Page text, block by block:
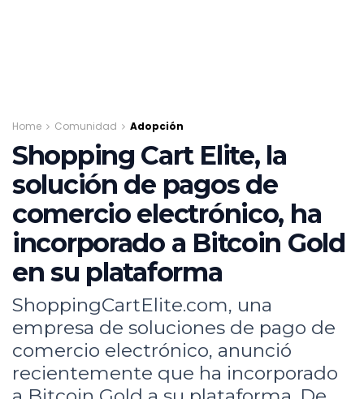
Home Comunidad Adopción
Shopping Cart Elite, la
solución de pagos de
comercio electrónico, ha
incorporado a Bitcoin Gold
en su plataforma
ShoppingCartElite.com, una
empresa de soluciones de pago de
comercio electrónico, anunció
recientemente que ha incorporado